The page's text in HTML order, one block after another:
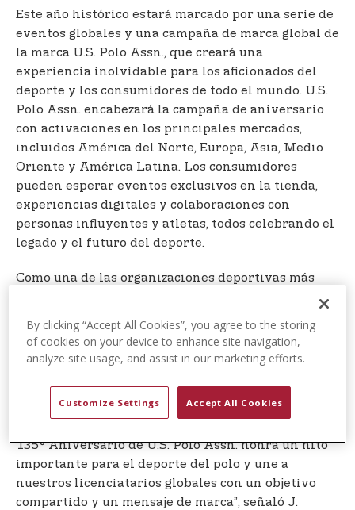
Este año histórico estará marcado por una serie de
eventos globales y una campaña de marca global de
la marca U.S. Polo Assn., que creará una
experiencia inolvidable para los aficionados del
deporte y los consumidores de todo el mundo. U.S.
Polo Assn. encabezará la campaña de aniversario
con activaciones en los principales mercados,
incluidos América del Norte, Europa, Asia, Medio
Oriente y América Latina. Los consumidores
pueden esperar eventos exclusivos en la tienda,
experiencias digitales y colaboraciones con
personas influyentes y atletas, todos celebrando el
legado y el futuro del deporte.
Como una de las organizaciones deportivas más
global del polo. La campaña, dirigida por la marca
U.S. Polo Assn., conecta el legado del deporte con
atractivo global.
135° Aniversario de U.S. Polo Assn. honra un hito
importante para el deporte del polo y une a
nuestros licenciatarios globales con un objetivo
compartido y un mensaje de marca”, señaló J.
By clicking “Accept All Cookies”, you agree to the storing
of cookies on your device to enhance site navigation,
analyze site usage, and assist in our marketing efforts.
Customize Settings Accept All Cookies